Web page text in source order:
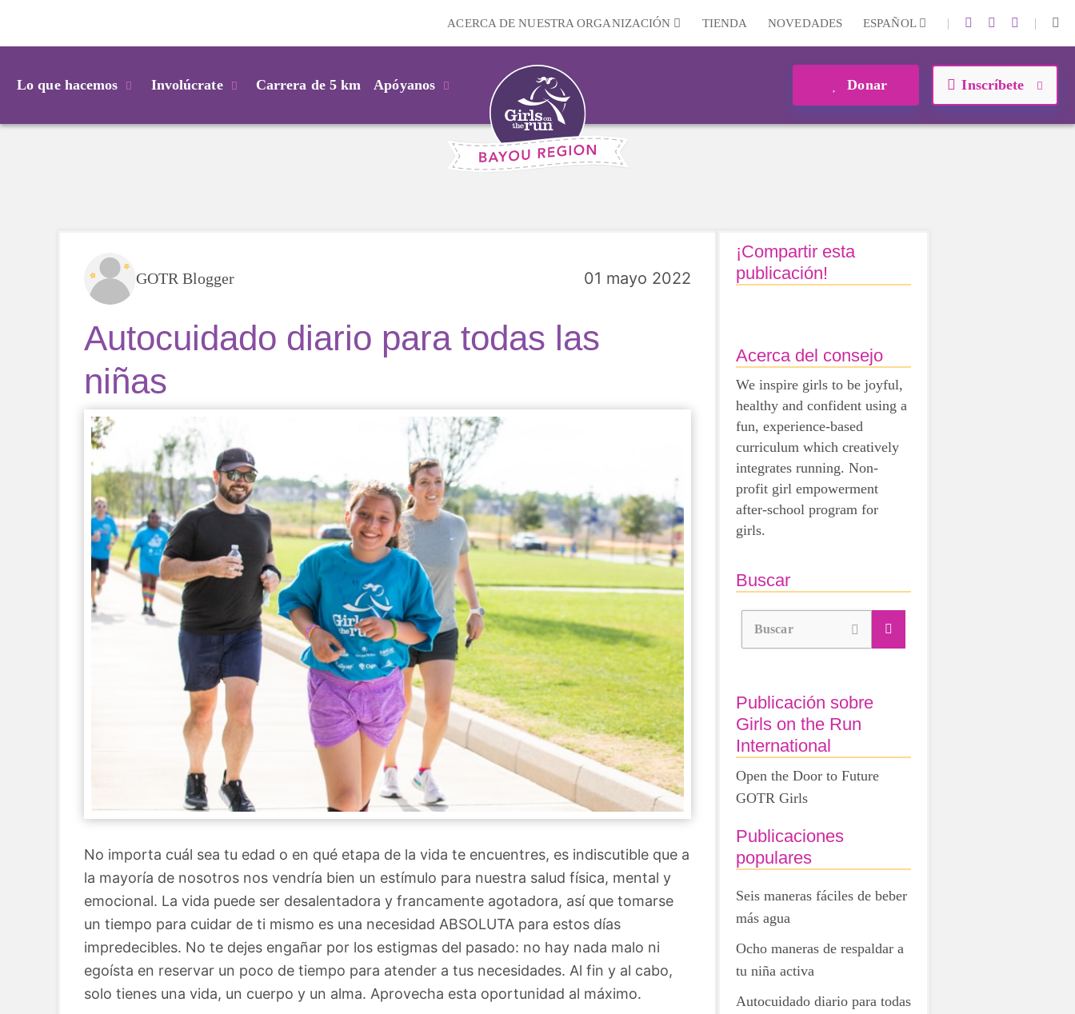
ACERCA DE NUESTRA ORGANIZACIÓN TIENDA NOVEDADES ESPAÑOL | |
Lo que hacemos Involúcrate Carrera de 5 km Apóyanos Donar Inscríbete
GOTR Blogger 01 mayo 2022
Autocuidado diario para todas las
niñas
No importa cuál sea tu edad o en qué etapa de la vida te encuentres, es indiscutible que a
la mayoría de nosotros nos vendría bien un estímulo para nuestra salud física, mental y
emocional. La vida puede ser desalentadora y francamente agotadora, así que tomarse
un tiempo para cuidar de ti mismo es una necesidad ABSOLUTA para estos días
impredecibles. No te dejes engañar por los estigmas del pasado: no hay nada malo ni
egoísta en reservar un poco de tiempo para atender a tus necesidades. Al fin y al cabo,
solo tienes una vida, un cuerpo y un alma. Aprovecha esta oportunidad al máximo.
¡Compartir esta
publicación!
Acerca del consejo
We inspire girls to be joyful,
healthy and confident using a
fun, experience-based
curriculum which creatively
integrates running. Non-
profit girl empowerment
after-school program for
girls.
Buscar
Buscar
Publicación sobre
Girls on the Run
International
Open the Door to Future
GOTR Girls
Publicaciones
populares
Seis maneras fáciles de beber
más agua
Ocho maneras de respaldar a
tu niña activa
Autocuidado diario para todas